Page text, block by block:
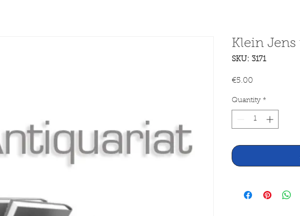
Klein
SKU: 3171
€5.00Price
Quantity *